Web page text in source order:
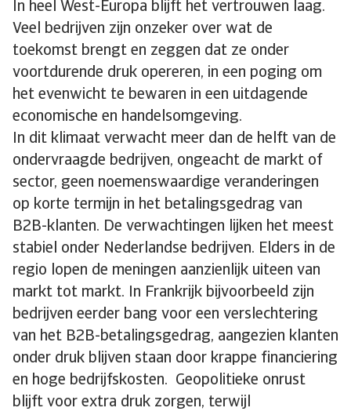
In heel West-Europa blijft het vertrouwen laag.
Veel bedrijven zijn onzeker over wat de
toekomst brengt en zeggen dat ze onder
voortdurende druk opereren, in een poging om
het evenwicht te bewaren in een uitdagende
economische en handelsomgeving.
In dit klimaat verwacht meer dan de helft van de
ondervraagde bedrijven, ongeacht de markt of
sector, geen noemenswaardige veranderingen
op korte termijn in het betalingsgedrag van
B2B-klanten. De verwachtingen lijken het meest
stabiel onder Nederlandse bedrijven. Elders in de
regio lopen de meningen aanzienlijk uiteen van
markt tot markt. In Frankrijk bijvoorbeeld zijn
bedrijven eerder bang voor een verslechtering
van het B2B-betalingsgedrag, aangezien klanten
onder druk blijven staan door krappe financiering
en hoge bedrijfskosten. Geopolitieke onrust
blijft voor extra druk zorgen, terwijl